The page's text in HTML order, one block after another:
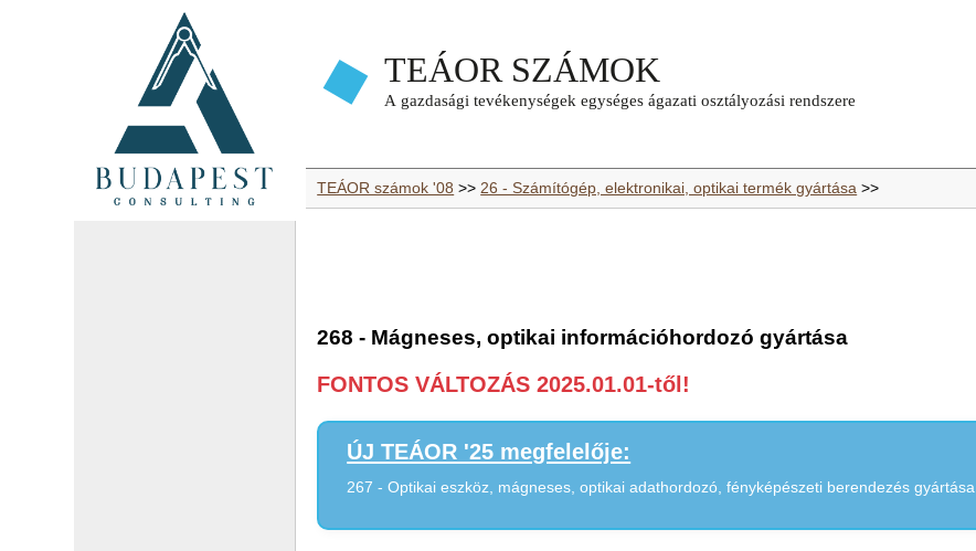
TEÁOR számok '08 >>26 - Számítógép, elektronikai, optikai termék gyártása >>
268 - Mágneses, optikai információhordozó gyártása
FONTOS VÁLTOZÁS 2025.01.01-től!
ÚJ TEÁOR '25 megfelelője:
267 - Optikai eszköz, mágneses, optikai adathordozó, fényképészeti berendezés gyártása